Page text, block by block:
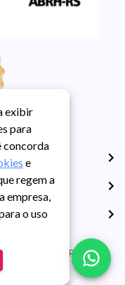
CRECI RS -
0001-30
exibir
para
concorda
e
regem a
empresa,
o uso